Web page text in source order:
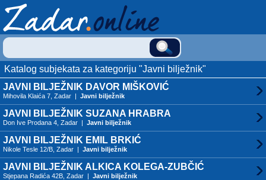
Katalog subjekata za kategoriju "Javni bilježnik"
JAVNI BILJEŽNIK DAVOR MIŠKOVIĆ
Mihovila Klaića 7, Zadar | Javni bilježnik
JAVNI BILJEŽNIK SUZANA HRABRA
Don Ive Prodana 4, Zadar | Javni bilježnik
JAVNI BILJEŽNIK EMIL BRKIĆ
Nikole Tesle 12/B, Zadar | Javni bilježnik
JAVNI BILJEŽNIK ALKICA KOLEGA-ZUBČIĆ
Stjepana Radića 42B, Zadar | Javni bilježnik